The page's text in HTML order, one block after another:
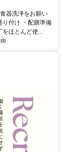
器洗浄をお願い
り付け ・配膳準備
ほとんど使...